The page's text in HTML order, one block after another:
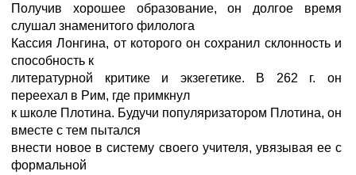
Получив хорошее образование, он долгое время
слушал знаменитого филолога
Кассия Лонгина, от которого он сохранил склонность и
способность к
литературной критике и экзегетике. В 262 г. он
переехал в Рим, где примкнул
к школе Плотина. Будучи популяризатором Плотина, он
вместе с тем пытался
внести новое в систему своего учителя, увязывая ее с
формальной